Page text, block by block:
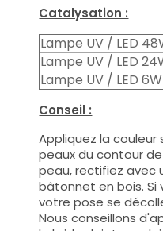
Catalysation :
Lampe UV / LED
Lampe UV / LED
Lampe UV / LED 6W
Conseil :
Appliquez la couleur
peaux du contour
peau, rectifiez avec
bâtonnet en bois. Si
votre pose se
Nous conseillons